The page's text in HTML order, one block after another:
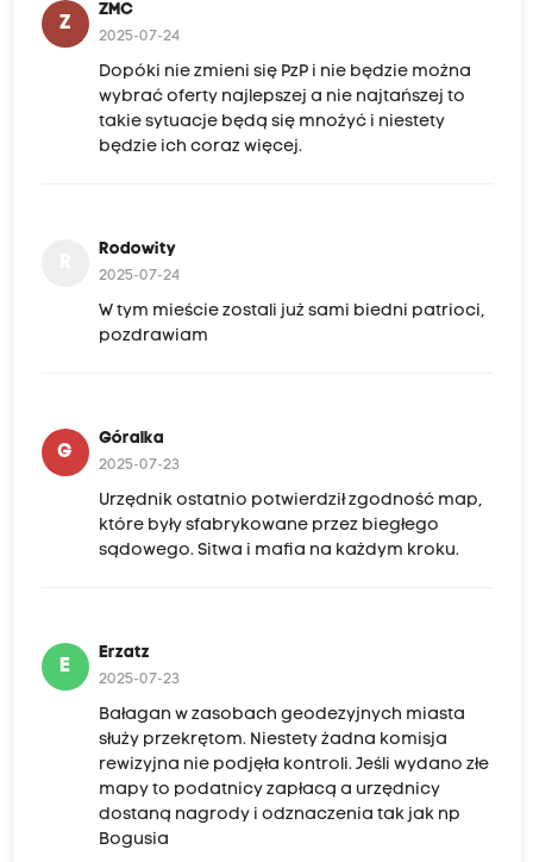
Z
ZMC
2025-07-24
Dopóki nie zmieni się PzP i nie będzie można
wybrać oferty najlepszej a nie najtańszej to
takie sytuacje będą się mnożyć i niestety
będzie ich coraz więcej.
Rodowity
2025-07-24
W tym mieście zostali już sami biedni patrioci,
pozdrawiam
G
Góralka
2025-07-23
Urzędnik ostatnio potwierdził zgodność map,
które były sfabrykowane przez biegłego
sądowego. Sitwa i mafia na każdym kroku.
E
Erzatz
2025-07-23
Bałagan w zasobach geodezyjnych miasta
służy przekrętom. Niestety żadna komisja
rewizyjna nie podjęła kontroli. Jeśli wydano złe
mapy to podatnicy zapłacą a urzędnicy
dostaną nagrody i odznaczenia tak jak np
Bogusia